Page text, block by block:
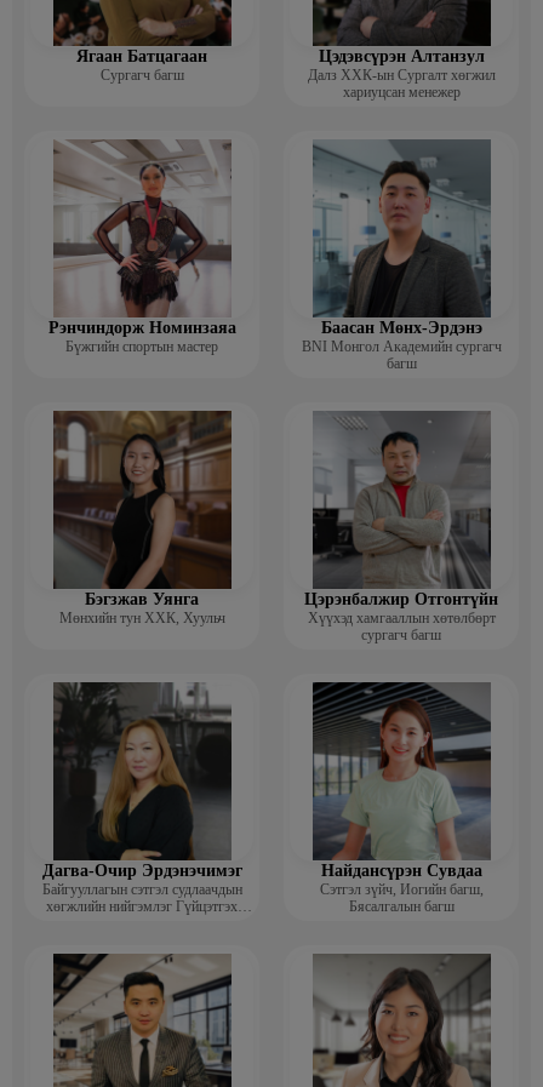
Ягаан Батцагаан
Сургагч багш
Цэдэвсүрэн Алтанзул
Далз ХХК-ын Сургалт хөгжил
хариуцсан менежер
Рэнчиндорж Номинзаяа
Бүжгийн спортын мастер
Баасан Мөнх-Эрдэнэ
BNI Монгол Академийн сургагч
багш
Бэгзжав Уянга
Мөнхийн тун ХХК, Хуульч
Цэрэнбалжир Отгонтүйн
Хүүхэд хамгааллын хөтөлбөрт
сургагч багш
Дагва-Очир Эрдэнэчимэг
Байгууллагын сэтгэл судлаачдын
хөгжлийн нийгэмлэг Гүйцэтгэх
Найдансүрэн Сувдаа
Сэтгэл зүйч, Иогийн багш,
Бясалгалын багш